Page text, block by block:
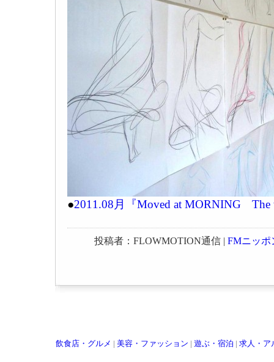
●2011.08月『Moved at MORNING The
投稿者：FLOWMOTION通信 | FMニッポ
飲食店・グルメ 美容・ファッション 遊ぶ・宿泊 求人・ア